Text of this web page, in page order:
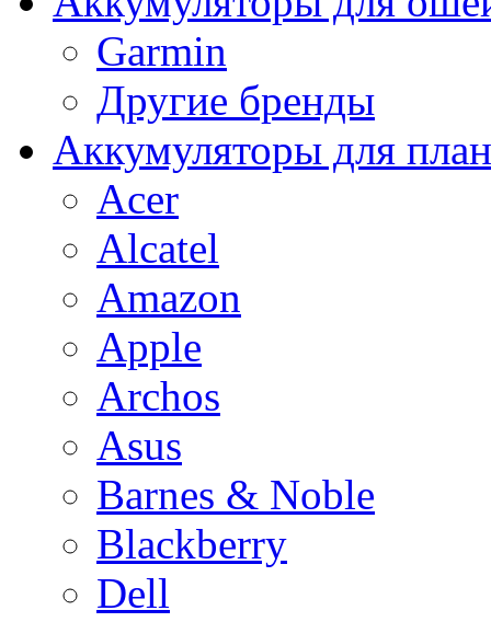
Garmin
Другие бренды
Аккумуляторы для
Acer
Alcatel
Amazon
Apple
Archos
Asus
Barnes & Noble
Blackberry
Dell